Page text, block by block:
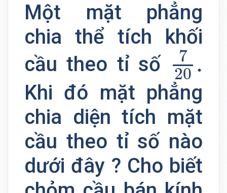
Một mặt phẳng
chia thể tích khối
cầu theo tỉ số
7
20 .
720
Khi đó mặt phẳng
chia diện tích mặt
cầu theo tỉ số nào
dưới đây ? Cho biết